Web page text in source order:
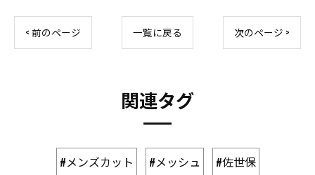
< 前のページ 一覧に戻る 次のページ >
関連タグ
#メンズカット #メッシュ #佐世保